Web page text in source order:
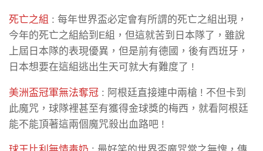
死亡之組 : 每年世界盃必定會有所謂的死亡之組出現，
今年的死亡之組給到E組，但這就苦到日本隊了，雖說
上屆日本隊的表現優異，但是前有德國，後有西班牙，
日本想要在這組逃出生天可就大有難度了 !
美洲盃冠軍無法奪冠 : 阿根廷直接連中兩槍 ! 不但卡到
此魔咒，球隊裡甚至有獲得金球獎的梅西，就看阿根廷
能不能頂著這兩個魔咒殺出血路吧 !